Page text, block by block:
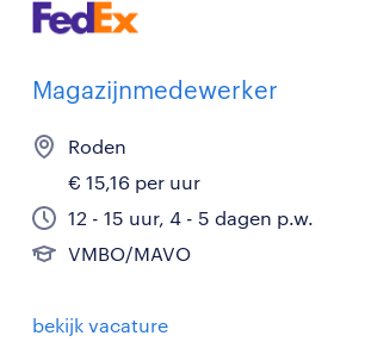
Magazijnmedewerker
Roden
€ 15,16 per uur
12 - 15 uur, 4 - 5 dagen p.w.
VMBO/MAVO
bekijk vacature